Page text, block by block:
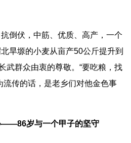
倒伏，中筋、优质、高产，一个
旱塬的小麦从亩产50公斤提升到
武群众由衷的尊敬。“要吃粮，找
流传的话，是老乡们对他金色事
——86岁与一个甲子的坚守